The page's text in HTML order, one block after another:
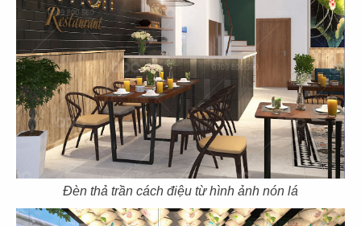
Đèn thả trần cách điệu từ hình ảnh nón lá
17
DRAGON HOTPOT
CN Cao Thắng
18
DRAGON HOTPOT
CN Vincom Q9